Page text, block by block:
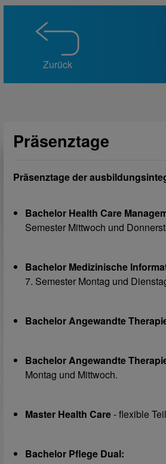
Zurück
Präsenztage
Präsenztage der
Bachelor Health Care
Semester Mittwoch und
Bachelor Medizinische
7. Semester Montag und
Bachelor Angewandte
Bachelor Angewandte
Montag und Mittwoch.
Master Health Care- flexible
Bachelor Pflege Dual: